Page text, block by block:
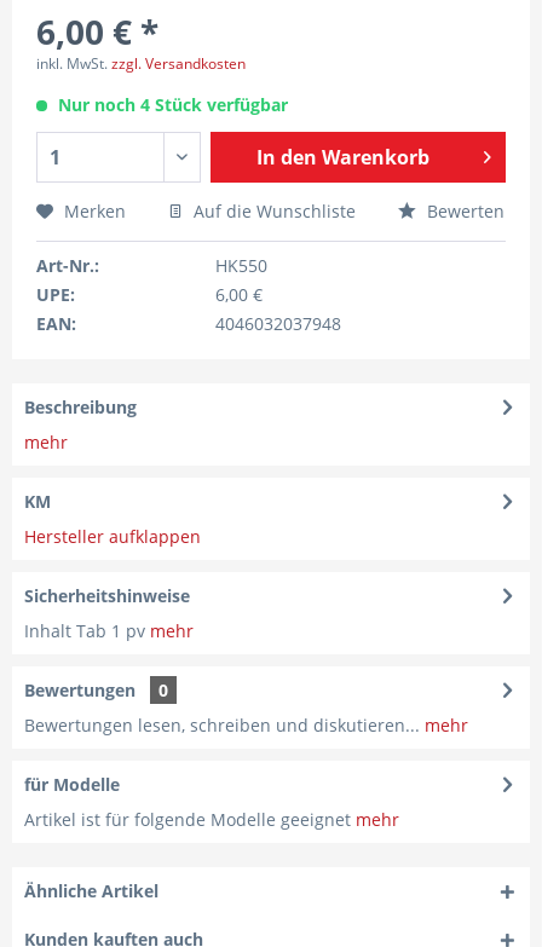
6,00 € *
inkl. MwSt.zzgl. Versandkosten
Nur noch 4 Stück verfügbar
In den Warenkorb
Merken Auf die Wunschliste Bewerten
Art-Nr.:
HK550
UPE:
6,00 €
EAN:
4046032037948
Beschreibung
mehr
KM
Hersteller aufklappen
Sicherheitshinweise
Inhalt Tab 1 pv mehr
Bewertungen
0
Bewertungen lesen, schreiben und diskutieren... mehr
für Modelle
Artikel ist für folgende Modelle geeignet mehr
Ähnliche Artikel
Kunden kauften auch